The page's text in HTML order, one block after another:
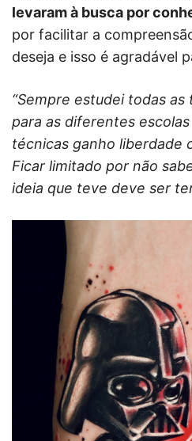
levaram à busca por
por facilitar a
deseja e isso é agradável
“Sempre estudei todas
para as diferentes
técnicas ganho liberdade
Ficar limitado por não
ideia que teve deve ser